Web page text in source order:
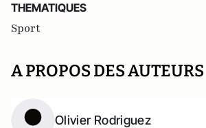
THEMATIQUES
Sport
A PROPOS DES AUTEURS
Olivier Rodriguez